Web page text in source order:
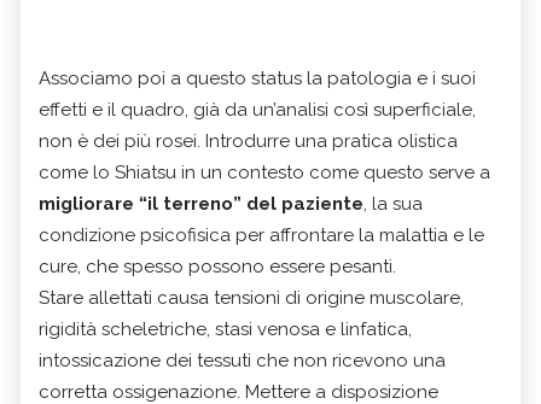
Associamo poi a questo status la patologia e i suoi
effetti e il quadro, già da un’analisi così superficiale,
non è dei più rosei. Introdurre una pratica olistica
come lo Shiatsu in un contesto come questo serve a
migliorare “il terreno” del paziente, la sua
condizione psicofisica per affrontare la malattia e le
cure, che spesso possono essere pesanti.
Stare allettati causa tensioni di origine muscolare,
rigidità scheletriche, stasi venosa e linfatica,
intossicazione dei tessuti che non ricevono una
corretta ossigenazione. Mettere a disposizione